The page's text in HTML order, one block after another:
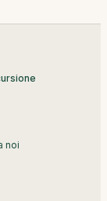
noi